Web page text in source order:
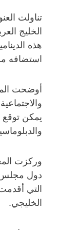
تناولت
هذه
استضافه
أوضحت
يمكن توقع
وركزت
التي
الخليجي.